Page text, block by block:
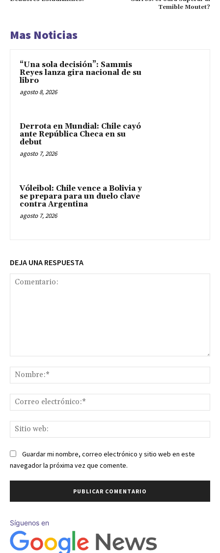
Temible Moutet?
Mas Noticias
“Una sola decisión”: Sammis
Reyes lanza gira nacional de su
libro
agosto 8, 2026
Derrota en Mundial: Chile cayó
ante República Checa en su
debut
agosto 7, 2026
Vóleibol: Chile vence a Bolivia y
se prepara para un duelo clave
contra Argentina
agosto 7, 2026
DEJA UNA RESPUESTA
Guardar mi nombre, correo electrónico y sitio web en este
navegador la próxima vez que comente.
Síguenos en